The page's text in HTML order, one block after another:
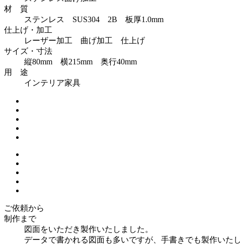
材 質
ステンレス SUS304 2B 板厚1.0mm
仕上げ・加工
レーザー加工 曲げ加工 仕上げ
サイズ・寸法
縦80mm 横215mm 奥行40mm
用 途
インテリア家具
ご依頼から
制作まで
図面をいただき製作いたしました。
データで書かれる図面も多いですが、手書きでも製作いたし